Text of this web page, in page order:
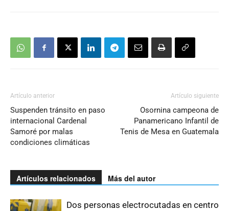
Artículo anterior
Suspenden tránsito en paso
internacional Cardenal
Samoré por malas
condiciones climáticas
Artículo siguiente
Osornina campeona de
Panamericano Infantil de
Tenis de Mesa en Guatemala
Artículos relacionados Más del autor
Dos personas electrocutadas en centro